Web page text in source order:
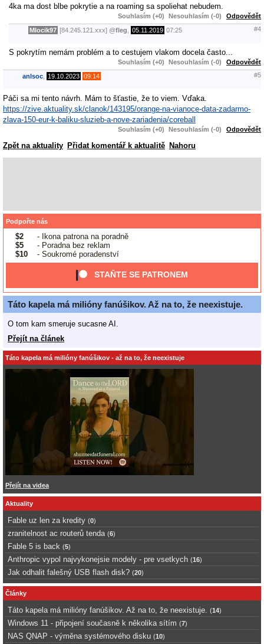
4ka ma dost blbe pokrytie a na roaming sa spoliehat nebudem.
Souhlasím (+0) Nesouhlasím (-0) Odpovědět
Mlocik97 [84.245.121.xxx] @fleg 05.11.2019 07:25 #4
S pokrytím nemám problém a to cestujem vlakom docela často...
Souhlasím (+0) Nesouhlasím (-0) Odpovědět
anlsoc 19.10.2023 09:14 #5
Páči sa mi tento návrh. Mám to šťastie, že to viem. Vďaka.
https://zive.aktuality.sk/clanok/143195/orange-na-vianoce-data-zadarmo-
zlava-150-eur-k-baliku-sluzieb-a-nove-zariadenia/coreball
Souhlasím (+0) Nesouhlasím (-0) Odpovědět
Zpět na aktuality Přidat komentář k aktualitě Nahoru
Podpořte nás
$2
- Ikona patrona na poradně
$5
- Poradna bez reklam
$10
- Soukromé poradenství
STAŇTE SE PATRONEM
Táto kapela má milióny fanúšikov. Až na to, že neexistuje.
O tom kam smeruje sucasne AI.
Přejít na článek
Táto kapela má milióny fanúšikov - až na to, že neexistuje
Přejít na videa
Aktuality
Fable uz len za kredity (0)
zranitelnost ac routerů tenda (6)
Fable 5 is back (5)
Anthropic vypol najvykonejsie modely - pre vsetkych (16)
Jak odhalit falešný USB flash disk? (20)
Články
Táto kapela má milióny fanúšikov. Až na to, že neexistuje. (14)
Windows 11 - připojení současně k několika sítím (7)
NAS QNAP - výměna systémového disku (10)